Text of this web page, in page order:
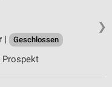
❯
|
Geschlossen
Prospekt